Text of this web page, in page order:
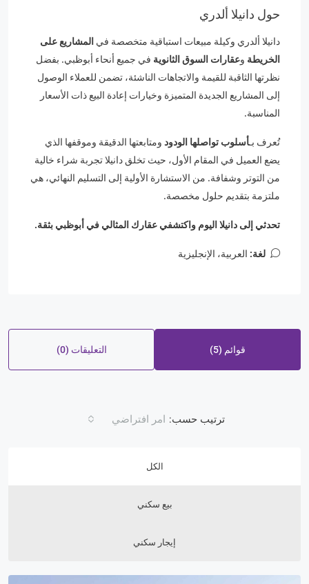
حول دانيلا ألدري
دانيلا ألدري وكيلة مبيعات استباقية متخصصة في المشاريع على
الخريطة وعقارات السوق الثانوية في جميع أنحاء أبوظبي. بفضل
نظرتها الثاقبة للقيمة والاتجاهات الناشئة، تضمن للعملاء الوصول
إلى المشاريع الجديدة المتميزة وخيارات إعادة البيع ذات الأسعار
المناسبة.
تُعرف بـأسلوب تواصلها الودود ومتابعتها الدقيقة وموقفها الذي
يضع العميل في المقام الأول، حيث تخلق دانيلا تجربة شراء خالية
من التوتر وشفافة. من الاستشارة الأولية إلى التسليم النهائي، هي
ملتزمة بتقديم حلول مخصصة.
تحدثي إلى دانيلا اليوم واكتشفي عقارك المثالي في أبوظبي بثقة.
لغة: العربية، الإنجليزية
قوائم (5) التعليقات (0)
الكل
بيع سكني
إيجار سكني
ترتيب حسب: امر افتراضي